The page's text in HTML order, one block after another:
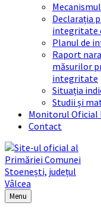
Declarația
integritate
Planul de
Raport
măsurilor
integritate
Situația
Studii și
Monitorul Oficial
Contact
Menu